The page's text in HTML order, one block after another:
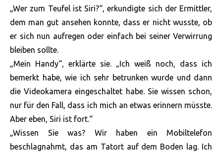
„Wer zum Teufel ist Siri?“, erkundigte sich der Ermittler,
dem man gut ansehen konnte, dass er nicht wusste, ob
er sich nun aufregen oder einfach bei seiner Verwirrung
bleiben sollte.
„Mein Handy“, erklärte sie. „Ich weiß noch, dass ich
bemerkt habe, wie ich sehr betrunken wurde und dann
die Videokamera eingeschaltet habe. Sie wissen schon,
nur für den Fall, dass ich mich an etwas erinnern müsste.
Aber eben, Siri ist fort.“
„Wissen Sie was? Wir haben ein Mobiltelefon
beschlagnahmt, das am Tatort auf dem Boden lag. Ich